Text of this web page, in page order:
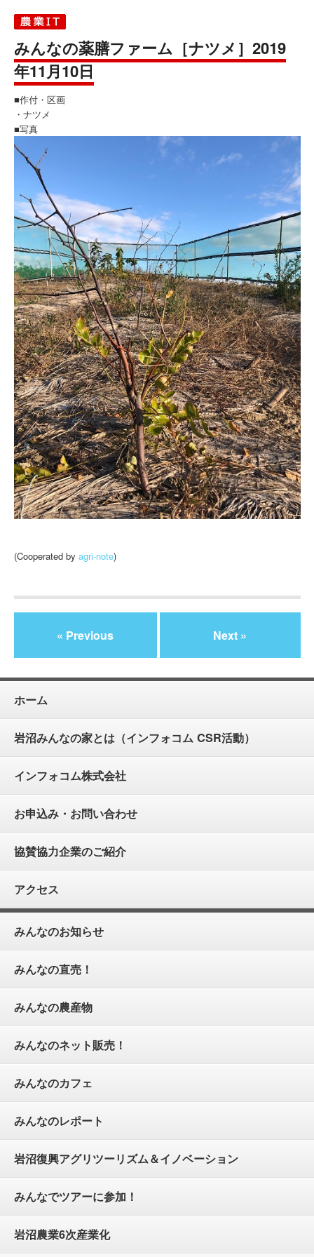
みんなの薬膳ファーム［ナツメ］2019
年11月10日
■作付・区画
・ナツメ
■写真
(Cooperated by agri-note)
« Previous Next »
ホーム
岩沼みんなの家とは（インフォコム CSR活動）
インフォコム株式会社
お申込み・お問い合わせ
協賛協力企業のご紹介
アクセス
みんなのお知らせ
みんなの直売！
みんなの農産物
みんなのネット販売！
みんなのカフェ
みんなのレポート
岩沼復興アグリツーリズム＆イノベーション
みんなでツアーに参加！
岩沼農業6次産業化